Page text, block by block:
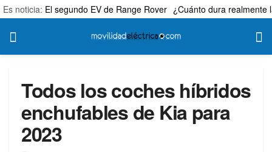
Es noticia: El segundo EV de Range Rover ¿Cuánto dura realmente
Todos los coches híbridos
enchufables de Kia para
2023